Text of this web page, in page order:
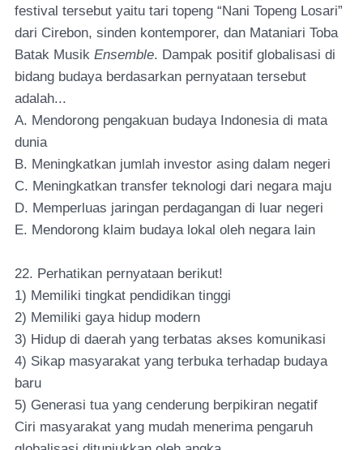
festival tersebut yaitu tari topeng “Nani Topeng Losari”
dari Cirebon, sinden kontemporer, dan Mataniari Toba
Batak Musik Ensemble. Dampak positif globalisasi di
bidang budaya berdasarkan pernyataan tersebut
adalah...
A. Mendorong pengakuan budaya Indonesia di mata
dunia
B. Meningkatkan jumlah investor asing dalam negeri
C. Meningkatkan transfer teknologi dari negara maju
D. Memperluas jaringan perdagangan di luar negeri
E. Mendorong klaim budaya lokal oleh negara lain
22. Perhatikan pernyataan berikut!
1) Memiliki tingkat pendidikan tinggi
2) Memiliki gaya hidup modern
3) Hidup di daerah yang terbatas akses komunikasi
4) Sikap masyarakat yang terbuka terhadap budaya
baru
5) Generasi tua yang cenderung berpikiran negatif
Ciri masyarakat yang mudah menerima pengaruh